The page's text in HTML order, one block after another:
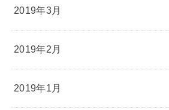
2019年3月
2019年2月
2019年1月